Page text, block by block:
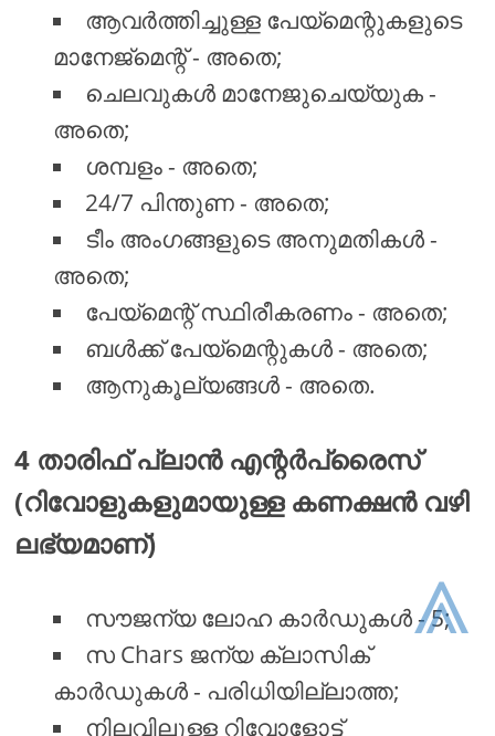
ആവർത്തിച്ചുള്ള പേയ്മെന്റുകളുടെ
മാനേജ്മെന്റ് - അതെ;
ചെലവുകൾ മാനേജുചെയ്യുക -
അതെ;
ശമ്പളം - അതെ;
24/7 പിന്തുണ - അതെ;
ടീം അംഗങ്ങളുടെ അനുമതികൾ -
അതെ;
പേയ്മെന്റ് സ്ഥിരീകരണം - അതെ;
ബൾക്ക് പേയ്മെന്റുകൾ - അതെ;
ആനുകൂല്യങ്ങൾ - അതെ.
4 താരിഫ് പ്ലാൻ എന്റർപ്രൈസ്
(റിവോളുകളുമായുള്ള കണക്ഷൻ വഴി
ലഭ്യമാണ്)
സൗജന്യ ലോഹ കാർഡുകൾ - 5;
സ Chars ജന്യ ക്ലാസിക്
കാർഡുകൾ - പരിധിയില്ലാത്ത;
നിലവിലുള്ള റിവോളോട്ട്
⩓